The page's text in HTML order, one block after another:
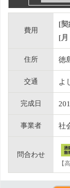
費用
[契
[
住所 徳
交通 よ
完成日
事業者 社
問合わせ
【